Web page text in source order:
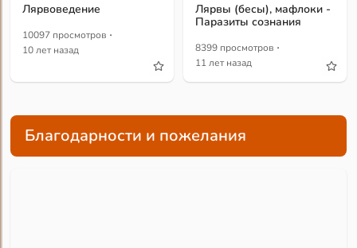
Лярвоведение
10097 просмотров ·
10 лет назад
Лярвы (бесы), мафлоки -
Паразиты сознания
8399 просмотров ·
11 лет назад
Благодарности и пожелания